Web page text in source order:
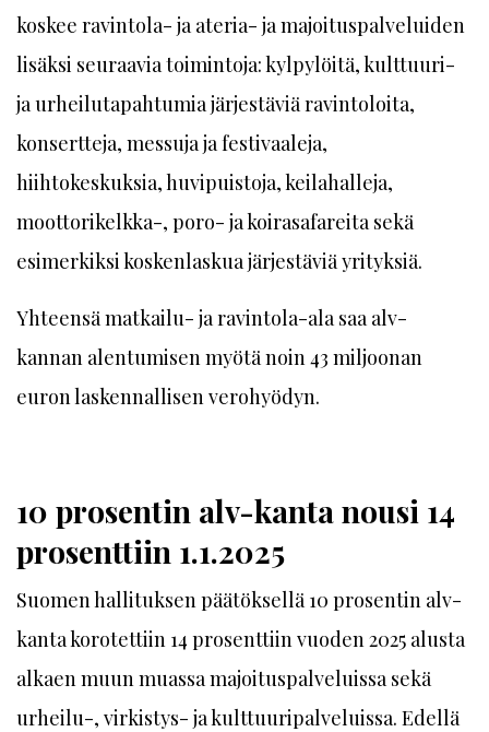
koskee ravintola- ja ateria- ja majoituspalveluiden
lisäksi seuraavia toimintoja: kylpylöitä, kulttuuri-
ja urheilutapahtumia järjestäviä ravintoloita,
konsertteja, messuja ja festivaaleja,
hiihtokeskuksia, huvipuistoja, keilahalleja,
moottorikelkka-, poro- ja koirasafareita sekä
esimerkiksi koskenlaskua järjestäviä yrityksiä.
Yhteensä matkailu- ja ravintola-ala saa alv-
kannan alentumisen myötä noin 43 miljoonan
euron laskennallisen verohyödyn.
10 prosentin alv-kanta nousi 14
prosenttiin 1.1.2025
Suomen hallituksen päätöksellä 10 prosentin alv-
kanta korotettiin 14 prosenttiin vuoden 2025 alusta
alkaen muun muassa majoituspalveluissa sekä
urheilu-, virkistys- ja kulttuuripalveluissa. Edellä